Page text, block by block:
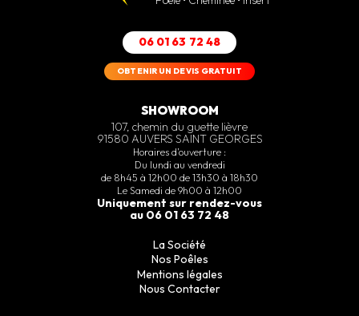
SHOWROOM
107, chemin du guette lièvre
91580 AUVERS SAINT GEORGES
Horaires d’ouverture :
Du lundi au vendredi
de 8h45 à 12h00 de 13h30 à 18h30
Le Samedi de 9h00 à 12h00
Uniquement sur rendez-vous
au 06 01 63 72 48
La Société
Nos Poêles
Mentions légales
Nous Contacter
06 01 63 72 48
OBTENIR UN DEVIS GRATUIT